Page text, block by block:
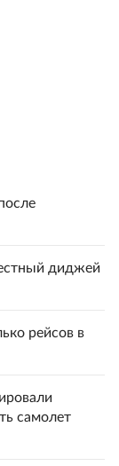
диджей
рейсов в
самолет